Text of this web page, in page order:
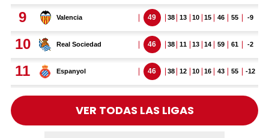
VER TODAS LAS LIGAS